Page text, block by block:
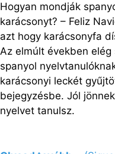
Hogyan mondják
karácsonyt? – Feliz
azt hogy karácsonyfa
Az elmúlt években
spanyol
karácsonyi leckét
bejegyzésbe. Jól
nyelvet tanulsz.